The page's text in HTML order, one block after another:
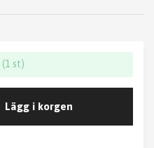
(1 st)
Lägg i korgen